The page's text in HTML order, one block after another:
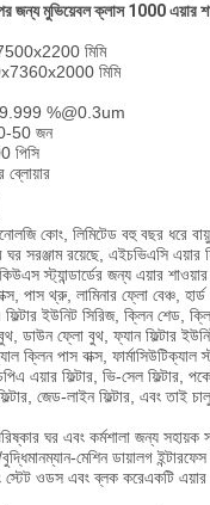
জন্য মুভিয়েবল ক্লাস 1000 এয়ার
মিমি
মিমি
99.999 %@0.3um
50 জন
পিসি
ব্লোয়ার
কোং, লিমিটেড বহু বছর ধরে
সরঞ্জাম রয়েছে, এইচভিএসি এয়ার
স্ট্যান্ডার্ডের জন্য এয়ার
পাস থ্রু, লামিনার ফ্লো বেঞ্চ,
ইউনিট সিরিজ, ক্লিন শেড,
বুথ, ডাউন ফ্লো বুথ, ফ্যান ফিল্টার
ক্লিন পাস বাক্স, ফার্মাসিউটিক্যাল
এয়ার ফিল্টার, ভি-সেল ফিল্টার,
জেড-লাইন ফিল্টার, এবং তাই
ঘর এবং কর্মশালা জন্য সহায়ক
বুদ্ধিমানম্যান-মেশিন ডায়ালগ
স্টেট ওডস এবং ব্লক করেএকটি এয়ার